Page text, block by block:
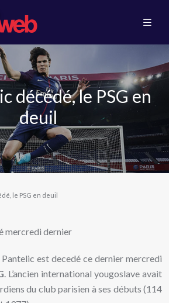
décédé, le PSG en
deuil
le PSG en deuil
Pantelic est decedé ce dernier mercredi
. L’ancien international yougoslave avait
du club parisien à ses débuts (114